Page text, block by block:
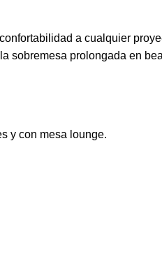
a cualquier
sobremesa prolongada en
y con mesa lounge.